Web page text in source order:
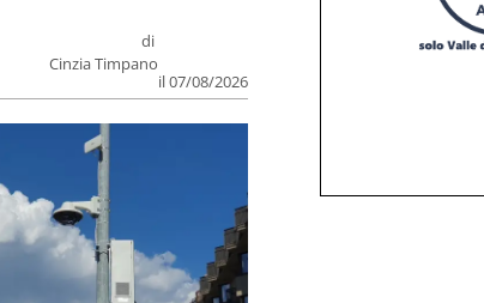
di
Cinzia Timpano
il 07/08/2026